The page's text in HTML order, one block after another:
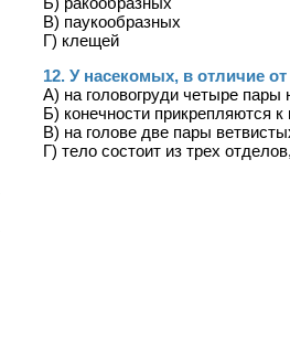
В) паукообразных
Г) клещей
12. У насекомых, в отличие
А) на головогруди четыре пары
Б) конечности прикрепляются
В) на голове две пары
Г) тело состоит из трех